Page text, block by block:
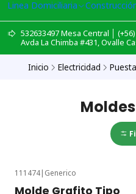
Linea Domiciliaria
532633497 Mesa Central │
Avda La Chimba #431, Ovalle
Inicio Electricidad
111474| Generico
Molde Grafito Tipo